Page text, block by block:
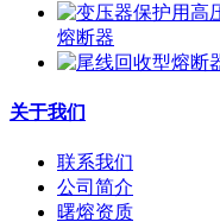
熔断器
关于我们
联系我们
公司简介
曙熔资质